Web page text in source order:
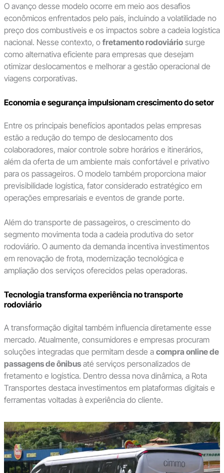
O avanço desse modelo ocorre em meio aos desafios
econômicos enfrentados pelo país, incluindo a volatilidade no
preço dos combustíveis e os impactos sobre a cadeia logística
nacional. Nesse contexto, o fretamento rodoviáriosurge
como alternativa eficiente para empresas que desejam
otimizar deslocamentos e melhorar a gestão operacional de
viagens corporativas.
Economia e segurança impulsionam crescimento do setor
Entre os principais benefícios apontados pelas empresas
estão a redução do tempo de deslocamento dos
colaboradores, maior controle sobre horários e itinerários,
além da oferta de um ambiente mais confortável e privativo
para os passageiros. O modelo também proporciona maior
previsibilidade logística, fator considerado estratégico em
operações empresariais e eventos de grande porte.
Além do transporte de passageiros, o crescimento do
segmento movimenta toda a cadeia produtiva do setor
rodoviário. O aumento da demanda incentiva investimentos
em renovação de frota, modernização tecnológica e
ampliação dos serviços oferecidos pelas operadoras.
Tecnologia transforma experiência no transporte
rodoviário
A transformação digital também influencia diretamente esse
mercado. Atualmente, consumidores e empresas procuram
soluções integradas que permitam desde a compra online de
passagens de ônibusaté serviços personalizados de
fretamento e logística. Dentro dessa nova dinâmica, a Rota
Transportes destaca investimentos em plataformas digitais e
ferramentas voltadas à experiência do cliente.